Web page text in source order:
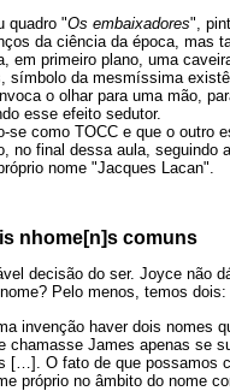
quadro "Os embaixadores",
da ciência da época, mas
em primeiro plano, uma
símbolo da mesmíssima
o olhar para uma mão,
esse efeito sedutor.
se como TOCC e que o outro
no final dessa aula, seguindo
nome "Jacques Lacan".
nhome[n]s comuns
decisão do ser. Joyce não
Pelo menos, temos dois:
invenção haver dois nomes
chamasse James apenas se
[…]. O fato de que possamos
próprio no âmbito do nome